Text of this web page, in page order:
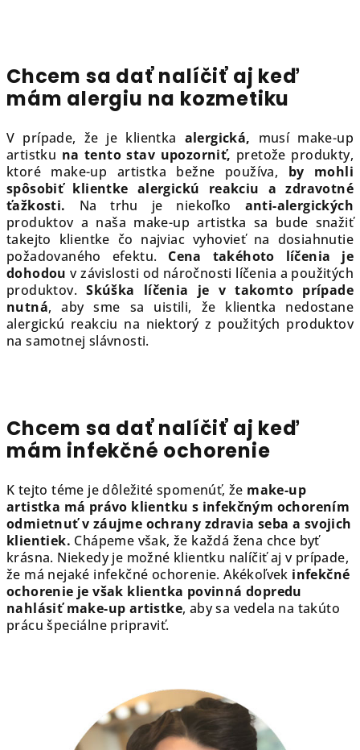
Chcem sa dať nalíčiť aj keď
mám alergiu na kozmetiku
V prípade, že je klientka alergická, musí make-up
artistku na tento stav upozorniť, pretože produkty,
ktoré make-up artistka bežne používa, by mohli
spôsobiť klientke alergickú reakciu a zdravotné
ťažkosti. Na trhu je niekoľko anti-alergických
produktov a naša make-up artistka sa bude snažiť
takejto klientke čo najviac vyhovieť na dosiahnutie
požadovaného efektu. Cena takéhoto líčenia je
dohodou v závislosti od náročnosti líčenia a použitých
produktov.Skúška líčenia je v takomto prípade
nutná, aby sme sa uistili, že klientka nedostane
alergickú reakciu na niektorý z použitých produktov
na samotnej slávnosti.
Chcem sa dať nalíčiť aj keď
mám infekčné ochorenie
K tejto téme je dôležité spomenúť, že make-up
artistka má právo klientku s infekčným ochorením
odmietnuť v záujme ochrany zdravia seba a svojich
klientiek. Chápeme však, že každá žena chce byť
krásna. Niekedy je možné klientku nalíčiť aj v prípade,
že má nejaké infekčné ochorenie. Akékoľvek infekčné
ochorenie je však klientka povinná dopredu
nahlásiť make-up artistke, aby sa vedela na takúto
prácu špeciálne pripraviť.